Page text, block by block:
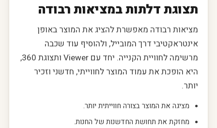
תצוגת דלתות במציאות רבודה
מציאות רבודה מאפשרת להציג את המוצר באופן
אינטראקטיבי דרך המובייל, ולהוסיף עוד שכבה
מרשימה לחוויית הקנייה. יחד עם Viewer ותצוגת 360,
היא הופכת את עמוד המוצר לחווייתי, חדשני וזכיר
יותר.
מציגה את המוצר בצורה חווייתית יותר.
מחזקת את תחושת החדשנות של החנות.